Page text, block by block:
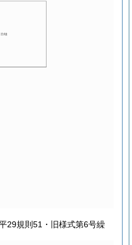
29規則51・旧様式第6号繰